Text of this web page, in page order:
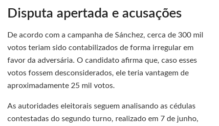
Disputa apertada e acusações
De acordo com a campanha de Sánchez, cerca de 300 mil
votos teriam sido contabilizados de forma irregular em
favor da adversária. O candidato afirma que, caso esses
votos fossem desconsiderados, ele teria vantagem de
aproximadamente 25 mil votos.
As autoridades eleitorais seguem analisando as cédulas
contestadas do segundo turno, realizado em 7 de junho,